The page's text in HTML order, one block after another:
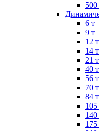
500
6 т
9 т
12 т
14 т
21 т
40 т
56 т
70 т
84 т
105
140
175